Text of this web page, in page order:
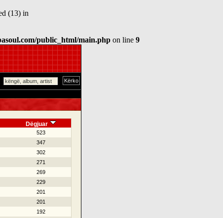
(13) in
public_html/main.php on line 9
Dëgjuar
523
347
302
271
269
229
201
201
192